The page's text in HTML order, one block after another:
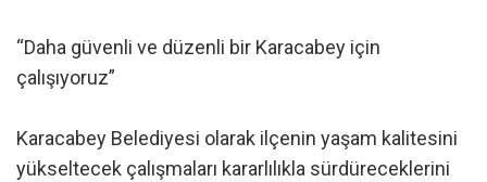
“Daha güvenli ve düzenli bir Karacabey için
çalışıyoruz”
Karacabey Belediyesi olarak ilçenin yaşam kalitesini
yükseltecek çalışmaları kararlılıkla sürdüreceklerini